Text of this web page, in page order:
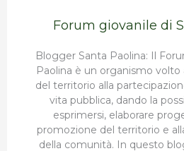
Forum giovanile di
Blogger Santa Paolina: Il
Paolina è un organismo
del territorio alla
vita pubblica, dando la
esprimersi, elaborare
promozione del territorio e
della comunità. In questo